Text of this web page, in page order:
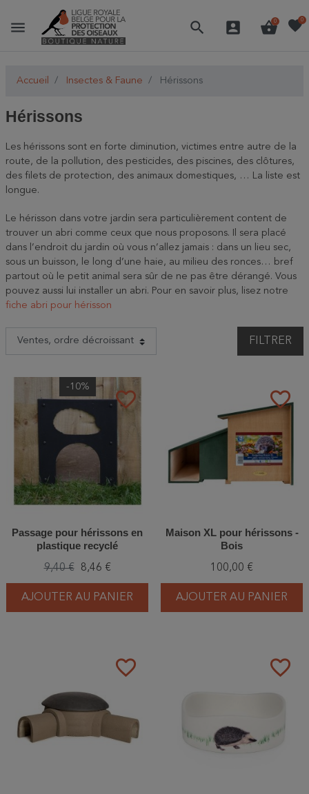
menu search account_box shopping_basket
0 favorite0
Accueil Insectes & Faune Hérissons
Hérissons
Les hérissons sont en forte diminution, victimes entre autre de la
route, de la pollution, des pesticides, des piscines, des clôtures,
des filets de protection, des animaux domestiques, … La liste est
longue.
Le hérisson dans votre jardin sera particulièrement content de
trouver un abri comme ceux que nous proposons. Il sera placé
dans l’endroit du jardin où vous n’allez jamais : dans un lieu sec,
sous un buisson, le long d’une haie, au milieu des ronces… bref
partout où le petit animal sera sûr de ne pas être dérangé. Vous
pouvez aussi lui installer un abri. Pour en savoir plus, lisez notre
fiche abri pour hérisson
FILTRER
favorite_border
-10%
Passage pour hérissons en
plastique recyclé
9,40 € 8,46 €
AJOUTER AU PANIER
favorite_border
Maison XL pour hérissons -
Bois
100,00 €
AJOUTER AU PANIER
favorite_border favorite_border